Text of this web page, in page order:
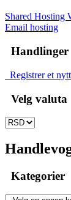
Shared Hosting
Email hosting
Handlinger
Registrer et
Velg valuta
Kategorier